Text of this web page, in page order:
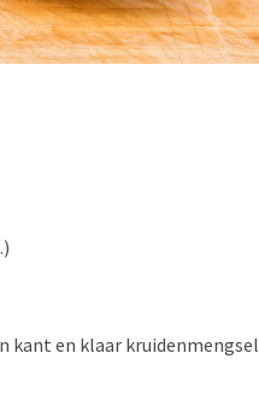
kant en klaar kruidenmengsel